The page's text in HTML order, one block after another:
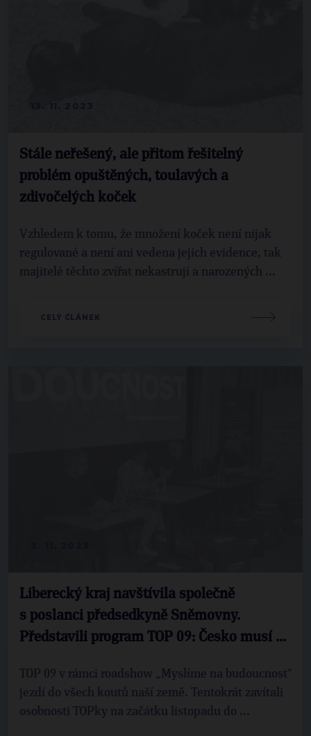
Stále neřešený, ale přitom řešitelný
problém opuštěných, toulavých a
zdivočelých koček
Vzhledem k tomu, že množení koček není nijak
regulované a není ani vedena jejich evidence, tak
majitelé těchto zvířat nekastrují a narozených ...
CELÝ ČLÁNEK
Liberecký kraj navštívila společně
s poslanci předsedkyně Sněmovny.
Představili program TOP 09: Česko musí ...
TOP 09 v rámci roadshow „Myslíme na budoucnost“
jezdí do všech koutů naší země. Tentokrát zavítali
osobnosti TOPky na začátku listopadu do ...